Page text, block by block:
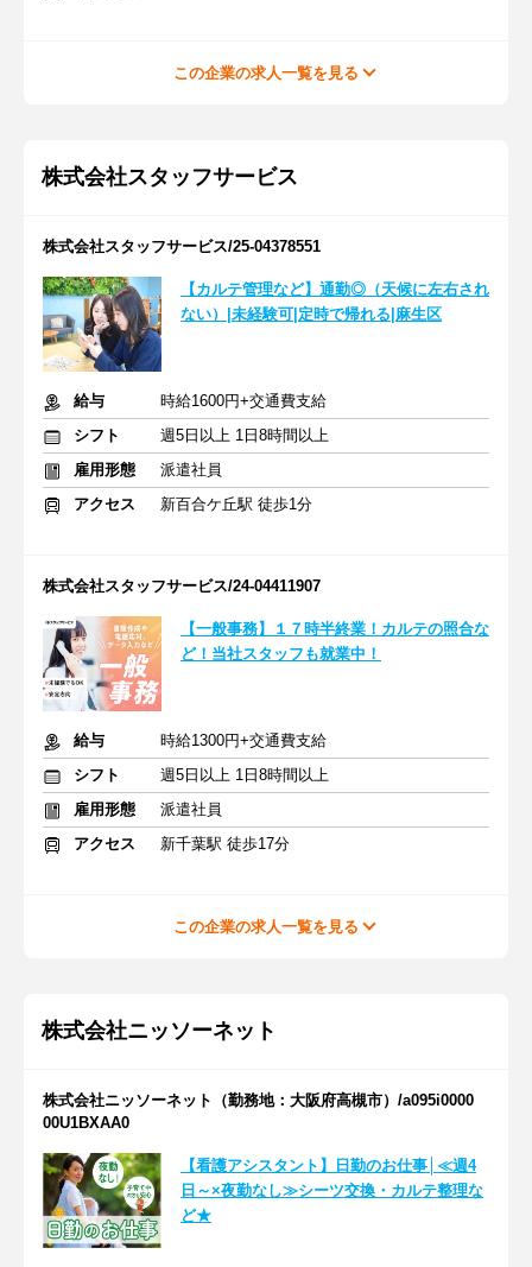
この企業の求人一覧を見る
株式会社スタッフサービス
株式会社スタッフサービス/25-04378551
【カルテ管理など】通勤◎（天候に左右され
ない）|未経験可|定時で帰れる|麻生区
給与
時給1600円+交通費支給
シフト
週5日以上 1日8時間以上
雇用形態
派遣社員
アクセス
新百合ケ丘駅 徒歩1分
株式会社スタッフサービス/24-04411907
【一般事務】１７時半終業！カルテの照合な
ど！当社スタッフも就業中！
給与
時給1300円+交通費支給
シフト
週5日以上 1日8時間以上
雇用形態
派遣社員
アクセス
新千葉駅 徒歩17分
この企業の求人一覧を見る
株式会社ニッソーネット
株式会社ニッソーネット（勤務地：大阪府高槻市）/a095i0000
00U1BXAA0
【看護アシスタント】日勤のお仕事│≪週4
日～×夜勤なし≫シーツ交換・カルテ整理な
ど★